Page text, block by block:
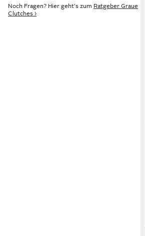
Noch Fragen? Hier geht's zum Ratgeber Graue
Clutches ›